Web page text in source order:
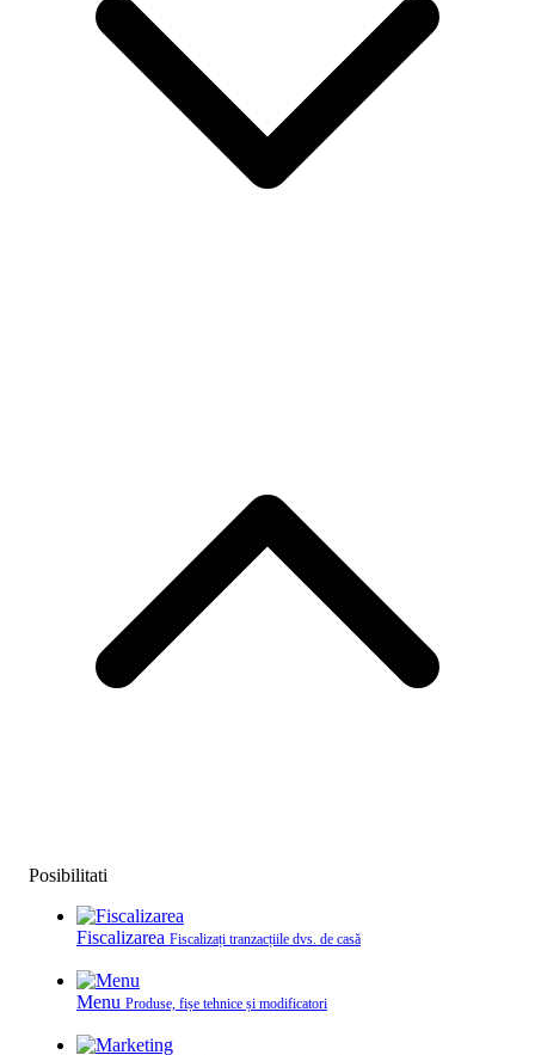
Posibilitati
Fiscalizarea Fiscalizați tranzacțiile dvs. de casă
Menu Produse, fișe tehnice și modificatori